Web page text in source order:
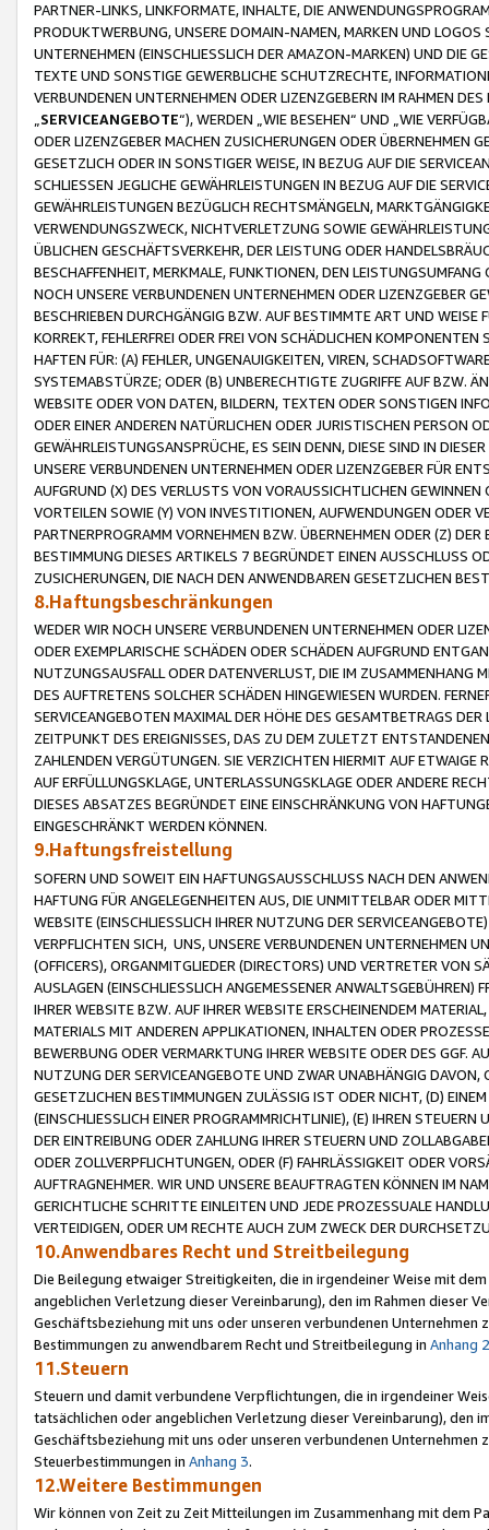
PARTNER-LINKS, LINKFORMATE, INHALTE, DIE
PRODUKTWERBUNG, UNSERE DOMAIN-NAMEN, MARKEN UND
UNTERNEHMEN (EINSCHLIESSLICH DER AMAZON-MARKEN) UND DIE
TEXTE UND SONSTIGE GEWERBLICHE SCHUTZRECHTE,
VERBUNDENEN UNTERNEHMEN ODER LIZENZGEBERN IM RAHMEN
SERVICEANGEBOTE“), WERDEN „WIE BESEHEN“ UND „WIE
ODER LIZENZGEBER MACHEN ZUSICHERUNGEN ODER ÜBERNEHMEN
GESETZLICH ODER IN SONSTIGER WEISE, IN BEZUG AUF DIE
SCHLIESSEN JEGLICHE GEWÄHRLEISTUNGEN IN BEZUG AUF DIE
GEWÄHRLEISTUNGEN BEZÜGLICH RECHTSMÄNGELN,
VERWENDUNGSZWECK, NICHTVERLETZUNG SOWIE
ÜBLICHEN GESCHÄFTSVERKEHR, DER LEISTUNG ODER
BESCHAFFENHEIT, MERKMALE, FUNKTIONEN, DEN
NOCH UNSERE VERBUNDENEN UNTERNEHMEN ODER LIZENZGEBER
BESCHRIEBEN DURCHGÄNGIG BZW. AUF BESTIMMTE ART UND
KORREKT, FEHLERFREI ODER FREI VON SCHÄDLICHEN
HAFTEN FÜR: (A) FEHLER, UNGENAUIGKEITEN, VIREN,
SYSTEMABSTÜRZE; ODER (B) UNBERECHTIGTE ZUGRIFFE AUF BZW.
WEBSITE ODER VON DATEN, BILDERN, TEXTEN ODER SONSTIGEN
ODER EINER ANDEREN NATÜRLICHEN ODER JURISTISCHEN PERSON
GEWÄHRLEISTUNGSANSPRÜCHE, ES SEIN DENN, DIESE SIND IN
UNSERE VERBUNDENEN UNTERNEHMEN ODER LIZENZGEBER FÜR
AUFGRUND (X) DES VERLUSTS VON VORAUSSICHTLICHEN
VORTEILEN SOWIE (Y) VON INVESTITIONEN, AUFWENDUNGEN ODER
PARTNERPROGRAMM VORNEHMEN BZW. ÜBERNEHMEN ODER (Z)
BESTIMMUNG DIESES ARTIKELS 7 BEGRÜNDET EINEN AUSSCHLUSS
ZUSICHERUNGEN, DIE NACH DEN ANWENDBAREN GESETZLICHEN
8.Haftungsbeschränkungen
WEDER WIR NOCH UNSERE VERBUNDENEN UNTERNEHMEN ODER
ODER EXEMPLARISCHE SCHÄDEN ODER SCHÄDEN AUFGRUND
NUTZUNGSAUSFALL ODER DATENVERLUST, DIE IM ZUSAMMENHANG
DES AUFTRETENS SOLCHER SCHÄDEN HINGEWIESEN WURDEN.
SERVICEANGEBOTEN MAXIMAL DER HÖHE DES GESAMTBETRAGS
ZEITPUNKT DES EREIGNISSES, DAS ZU DEM ZULETZT
ZAHLENDEN VERGÜTUNGEN. SIE VERZICHTEN HIERMIT AUF
AUF ERFÜLLUNGSKLAGE, UNTERLASSUNGSKLAGE ODER ANDERE
DIESES ABSATZES BEGRÜNDET EINE EINSCHRÄNKUNG VON
EINGESCHRÄNKT WERDEN KÖNNEN.
9.Haftungsfreistellung
SOFERN UND SOWEIT EIN HAFTUNGSAUSSCHLUSS NACH DEN
HAFTUNG FÜR ANGELEGENHEITEN AUS, DIE UNMITTELBAR ODER
WEBSITE (EINSCHLIESSLICH IHRER NUTZUNG DER
VERPFLICHTEN SICH, UNS, UNSERE VERBUNDENEN UNTERNEHMEN
(OFFICERS), ORGANMITGLIEDER (DIRECTORS) UND VERTRETER VON
AUSLAGEN (EINSCHLIESSLICH ANGEMESSENER
IHRER WEBSITE BZW. AUF IHRER WEBSITE ERSCHEINENDEM
MATERIALS MIT ANDEREN APPLIKATIONEN, INHALTEN ODER
BEWERBUNG ODER VERMARKTUNG IHRER WEBSITE ODER DES GGF.
NUTZUNG DER SERVICEANGEBOTE UND ZWAR UNABHÄNGIG
GESETZLICHEN BESTIMMUNGEN ZULÄSSIG IST ODER NICHT, (D)
(EINSCHLIESSLICH EINER PROGRAMMRICHTLINIE), (E) IHREN
DER EINTREIBUNG ODER ZAHLUNG IHRER STEUERN UND
ODER ZOLLVERPFLICHTUNGEN, ODER (F) FAHRLÄSSIGKEIT ODER
AUFTRAGNEHMER. WIR UND UNSERE BEAUFTRAGTEN KÖNNEN IM
GERICHTLICHE SCHRITTE EINLEITEN UND JEDE PROZESSUALE
VERTEIDIGEN, ODER UM RECHTE AUCH ZUM ZWECK DER
10.Anwendbares Recht und Streitbeilegung
Die Beilegung etwaiger Streitigkeiten, die in irgendeiner Weise mit
angeblichen Verletzung dieser Vereinbarung), den im Rahmen dieser
Geschäftsbeziehung mit uns oder unseren verbundenen
Bestimmungen zu anwendbarem Recht und Streitbeilegung in Anhang 2
11.Steuern
Steuern und damit verbundene Verpflichtungen, die in irgendeiner
tatsächlichen oder angeblichen Verletzung dieser Vereinbarung), den
Geschäftsbeziehung mit uns oder unseren verbundenen
Steuerbestimmungen in Anhang 3.
12.Weitere Bestimmungen
Wir können von Zeit zu Zeit Mitteilungen im Zusammenhang mit dem